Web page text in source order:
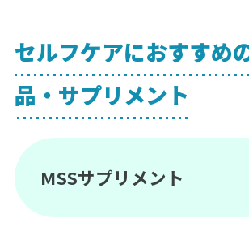
セルフケアにおすすめ
品・サプリメント
MSSサプリメント